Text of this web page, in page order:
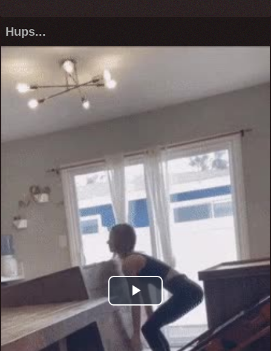
Hups...
Play
Video